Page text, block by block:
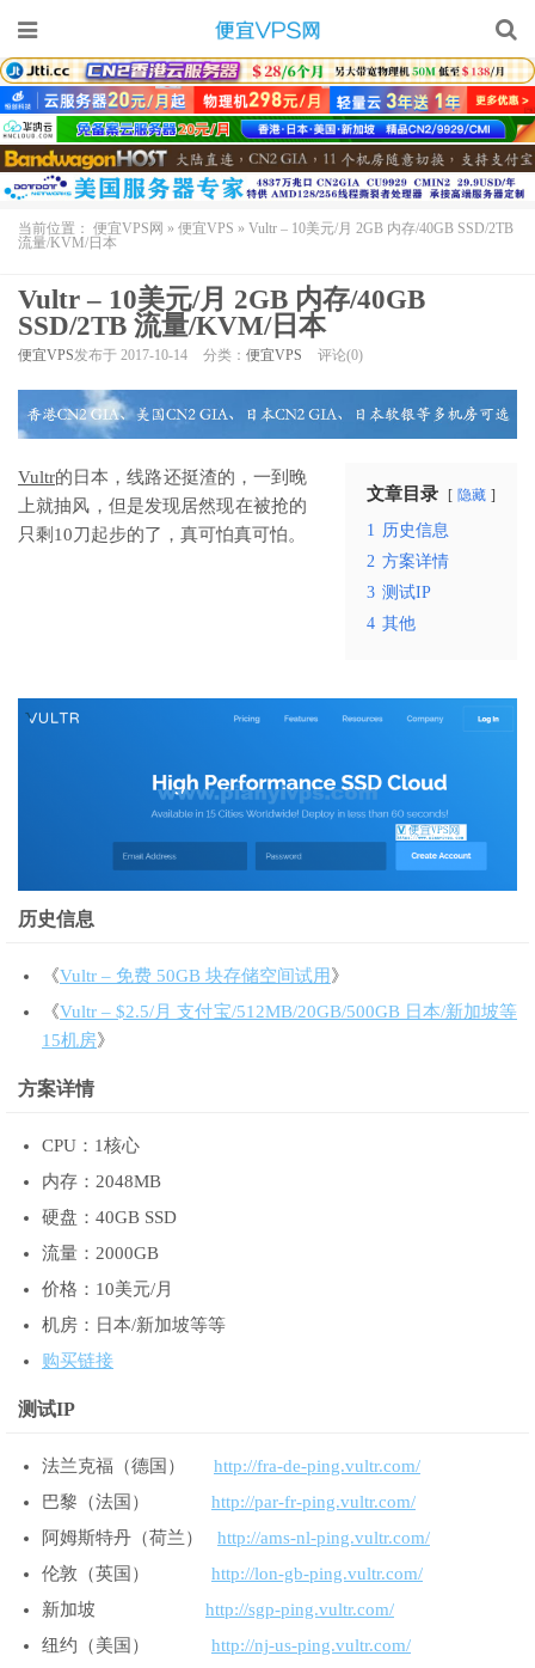
当前位置： 便宜VPS网 » 便宜VPS » Vultr – 10美元/月 2GB 内存/40GB SSD/2TB
流量/KVM/日本
Vultr – 10美元/月 2GB 内存/40GB
SSD/2TB 流量/KVM/日本
便宜VPS发布于 2017-10-14 分类： 便宜VPS 评论(0)
文章目录 隐藏
1
历史信息
2 方案详情
3 测试IP
4 其他
Vultr的日本，线路还挺渣的，一到晚
上就抽风，但是发现居然现在被抢的
只剩10刀起步的了，真可怕真可怕。
历史信息
《Vultr – 免费 50GB 块存储空间试用》
《Vultr – $2.5/月 支付宝/512MB/20GB/500GB 日本/新加坡等
15机房》
方案详情
CPU：1核心
内存：2048MB
硬盘：40GB SSD
流量：2000GB
价格：10美元/月
机房：日本/新加坡等等
购买链接
测试IP
法兰克福（德国） http://fra-de-ping.vultr.com/
巴黎（法国） http://par-fr-ping.vultr.com/
阿姆斯特丹（荷兰） http://ams-nl-ping.vultr.com/
伦敦（英国） http://lon-gb-ping.vultr.com/
新加坡 http://sgp-ping.vultr.com/
纽约（美国） http://nj-us-ping.vultr.com/